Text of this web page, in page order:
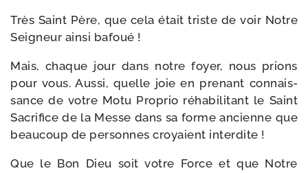
Très Saint Père, que cela était triste de voir Notre
Seigneur ain­si bafoué !
Mais, chaque jour dans notre foyer, nous prions
pour vous. Aussi, quelle joie en pre­nant connais­
sance de votre Motu Proprio réha­bi­li­tant le Saint
Sacrifice de la Messe dans sa forme ancienne que
beau­coup de per­sonnes croyaient interdite !
Que le Bon Dieu soit votre Force et que Notre